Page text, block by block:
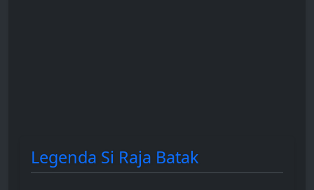
Legenda Si Raja Batak